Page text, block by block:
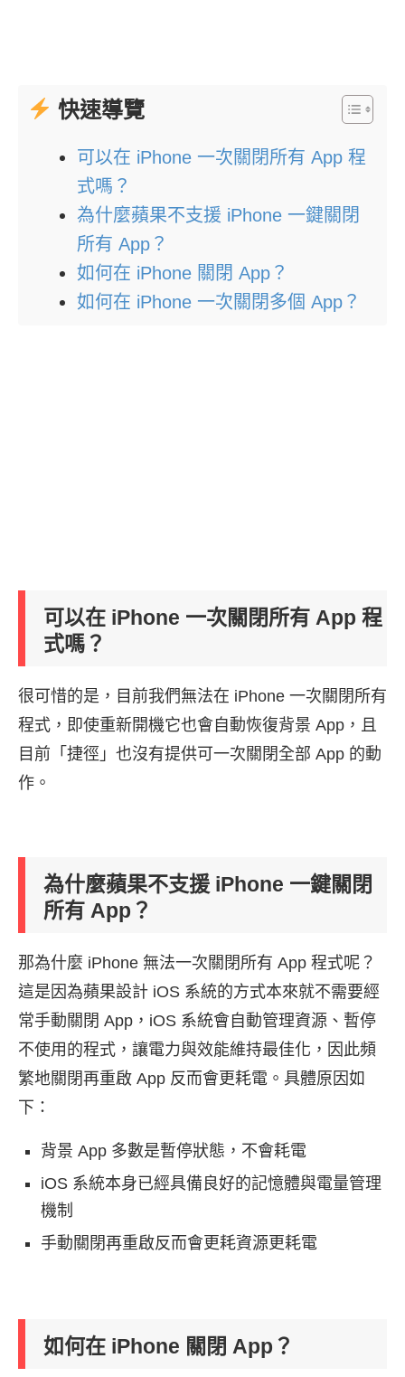
快速導覽
可以在 iPhone 一次關閉所有 App 程
式嗎？
為什麼蘋果不支援 iPhone 一鍵關閉
所有 App？
如何在 iPhone 關閉 App？
如何在 iPhone 一次關閉多個 App？
可以在 iPhone 一次關閉所有 App 程
式嗎？
很可惜的是，目前我們無法在 iPhone 一次關閉所有
程式，即使重新開機它也會自動恢復背景 App，且
目前「捷徑」也沒有提供可一次關閉全部 App 的動
作。
為什麼蘋果不支援 iPhone 一鍵關閉
所有 App？
那為什麼 iPhone 無法一次關閉所有 App 程式呢？
這是因為蘋果設計 iOS 系統的方式本來就不需要經
常手動關閉 App，iOS 系統會自動管理資源、暫停
不使用的程式，讓電力與效能維持最佳化，因此頻
繁地關閉再重啟 App 反而會更耗電。具體原因如
下：
背景 App 多數是暫停狀態，不會耗電
iOS 系統本身已經具備良好的記憶體與電量管理
機制
手動關閉再重啟反而會更耗資源更耗電
如何在 iPhone 關閉 App？